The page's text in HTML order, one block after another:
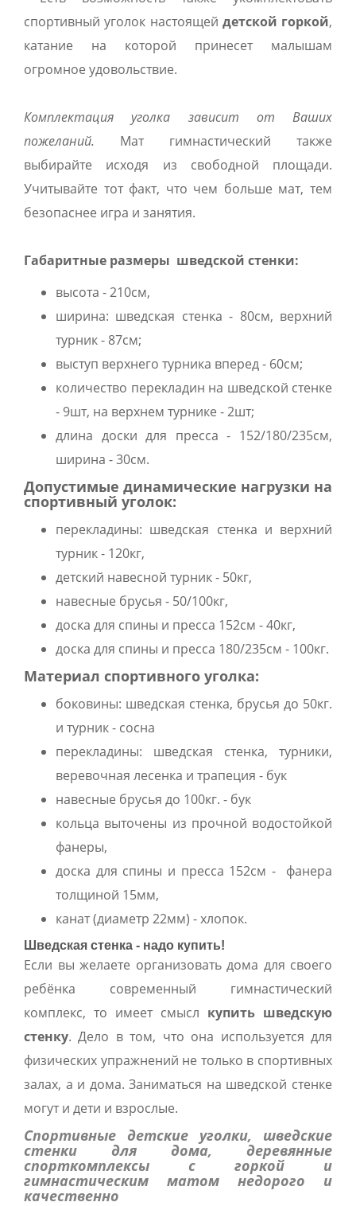
спортивный уголок настоящей детской горкой,
катание на которой принесет малышам
огромное удовольствие.
Комплектация уголка зависит от Ваших
пожеланий. Мат гимнастический также
выбирайте исходя из свободной площади.
Учитывайте тот факт, что чем больше мат, тем
безопаснее игра и занятия.
Габаритные размеры шведской стенки:
высота - 210см,
ширина: шведская стенка - 80см, верхний
турник - 87см;
выступ верхнего турника вперед - 60см;
количество перекладин на шведской стенке
- 9шт, на верхнем турнике - 2шт;
длина доски для пресса - 152/180/235см,
ширина - 30см.
Допустимые динамические нагрузки на
спортивный уголок:
перекладины: шведская стенка и верхний
турник - 120кг,
детский навесной турник - 50кг,
навесные брусья - 50/100кг,
доска для спины и пресса 152см - 40кг,
доска для спины и пресса 180/235см - 100кг.
Материал спортивного уголка:
боковины: шведская стенка, брусья до 50кг.
и турник - сосна
перекладины: шведская стенка, турники,
веревочная лесенка и трапеция - бук
навесные брусья до 100кг. - бук
кольца выточены из прочной водостойкой
фанеры,
доска для спины и пресса 152см - фанера
толщиной 15мм,
канат (диаметр 22мм) - хлопок.
Шведская стенка - надо купить!
Если вы желаете организовать дома для своего
ребёнка современный гимнастический
комплекс, то имеет смысл купить шведскую
стенку. Дело в том, что она используется для
физических упражнений не только в спортивных
залах, а и дома. Заниматься на шведской стенке
могут и дети и взрослые.
Спортивные детские уголки, шведские
стенки для дома, деревянные
спорткомплексы с горкой и
гимнастическим матом недорого и
качественно